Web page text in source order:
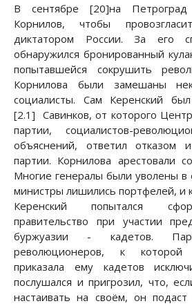
В сентябре [20]на Петроград
Корнилов, чтобы
диктатором России. За его
обнаружился бронированный
попытавшейся сокрушить
Корнилова были замешаны
социалисты. Сам Керенский
[2.1] Савинков, от которого
партии, социалистов-
объяснений, ответил отказом
партии. Корнилова арестовали
Многие генералы были уволены в
министры лишились портфелей, и
Керенский попытался
правительство при участии
буржуазии - кадетов.
революционеров, к
приказала ему кадетов
послушался и пригрозил, что,
настаивать на своём, он